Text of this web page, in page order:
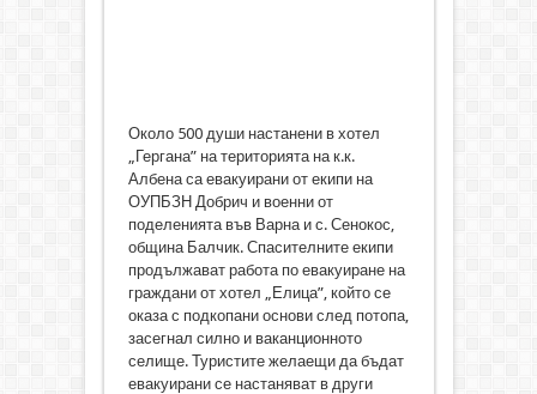
Около 500 души настанени в хотел
„Гергана” на територията на к.к.
Албена са евакуирани от екипи на
ОУПБЗН Добрич и военни от
поделенията във Варна и с. Сенокос,
община Балчик. Спасителните екипи
продължават работа по евакуиране на
граждани от хотел „Елица”, който се
оказа с подкопани основи след потопа,
засегнал силно и ваканционното
селище. Туристите желаещи да бъдат
евакуирани се настаняват в други